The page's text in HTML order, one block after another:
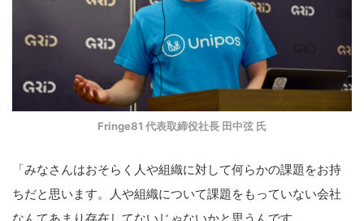
Fringe81 代表取締役社長 田中弦 氏
「みなさんはおそらく人や組織に対して何らかの課題をお持
ちだと思います。人や組織について課題をもっていない会社